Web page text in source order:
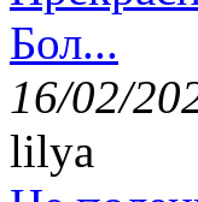
Бол...
16/02/
lilya